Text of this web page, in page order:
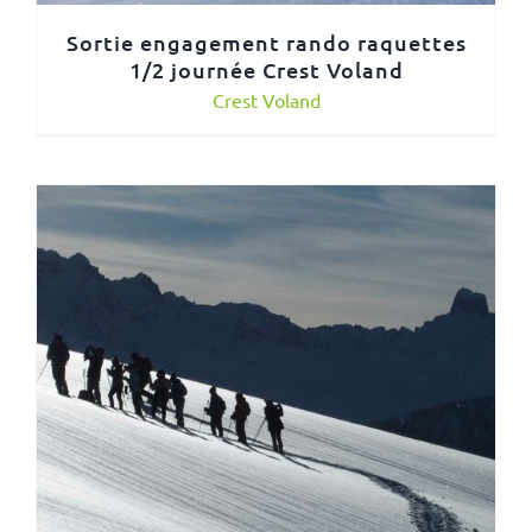
Sortie engagement rando raquettes
1/2 journée Crest Voland
Crest Voland